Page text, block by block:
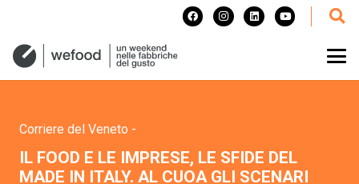
Corriere del Veneto -
IL FOOD E LE IMPRESE, LE SFIDE DEL
MADE IN ITALY. AL CUOA GLI SCENARI